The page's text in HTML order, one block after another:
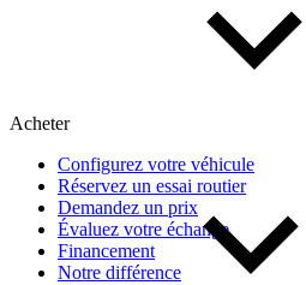
Acheter
Configurez votre véhicule
Réservez un essai routier
Demandez un prix
Évaluez votre échange
Financement
Notre différence